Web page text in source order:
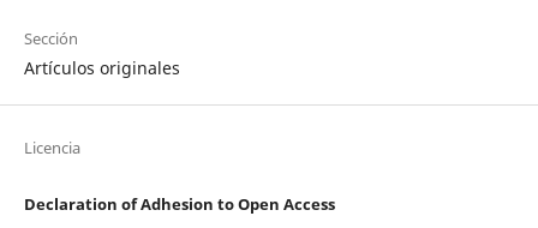
Sección
Artículos originales
Licencia
Declaration of Adhesion to Open Access